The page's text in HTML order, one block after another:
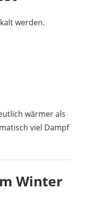
werden.
wärmer als
viel Dampf
Winter